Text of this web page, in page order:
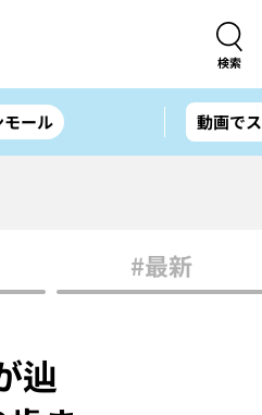
検索
ール 動画で
#最新
辿